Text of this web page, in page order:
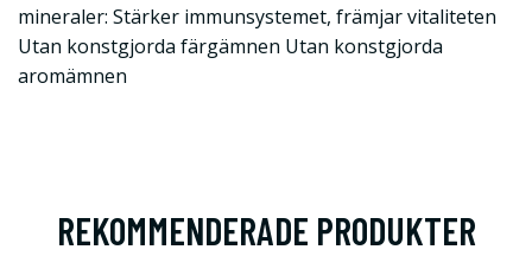
mineraler: Stärker immunsystemet, främjar vitaliteten
Utan konstgjorda färgämnen Utan konstgjorda
aromämnen
REKOMMENDERADE PRODUKTER